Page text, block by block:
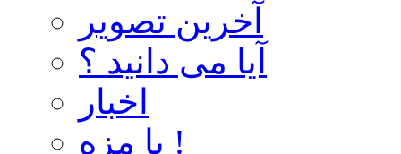
آخرین تصویر
آیا می دانید ؟
اخبار
با مزه !